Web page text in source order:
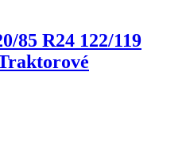
85 R24 122/119